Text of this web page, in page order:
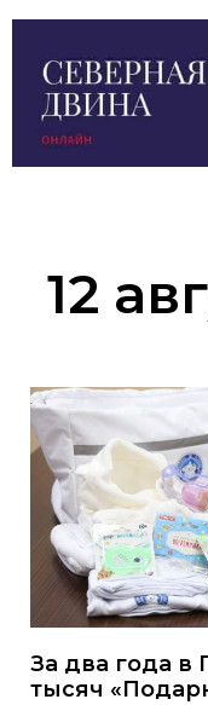
12
За два года в
тысяч